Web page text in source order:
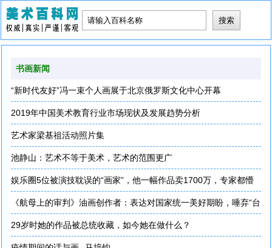
书画新闻
“新时代友好”冯一束个人画展于北京俄罗斯文化中心开幕
2019年中国美术教育行业市场现状及发展趋势分析
艺术家梁基祖活动照片集
池静山：艺术不等于美术，艺术的范围更广
娱乐圈5位被演技耽误的“画家”，他一幅作品卖1700万，专家都懵
《航母上的审判》油画创作者：表达对国家统一美好期盼，唾弃“台
独”
29岁时她的作品被总统收藏，如今她在做什么？